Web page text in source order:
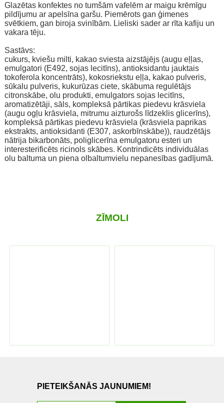
Glazētas konfektes no tumšām vafelēm ar maigu krēmīgu
pildījumu ar apelsīna garšu. Piemērots gan ģimenes
svētkiem, gan biroja svinībām. Lieliski sader ar rīta kafiju un
vakara tēju.
Sastāvs:
cukurs, kviešu milti, kakao sviesta aizstājējs (augu eļļas,
emulgatori (E492, sojas lecitīns), antioksidantu jauktais
tokoferola koncentrāts), kokosriekstu eļļa, kakao pulveris,
sūkalu pulveris, kukurūzas ciete, skābuma regulētājs
citronskābe, olu produkti, emulgators sojas lecitīns,
aromatizētāji, sāls, kompleksā pārtikas piedevu krāsviela
(augu ogļu krāsviela, mitrumu aizturošs līdzeklis glicerīns),
kompleksā pārtikas piedevu krāsviela (krāsviela paprikas
ekstrakts, antioksidanti (E307, askorbīnskābe)), raudzētājs
nātrija bikarbonāts, poliglicerīna emulgatoru esteri un
interesterificēts ricinols skābes. Kontrindicēts individuālas
olu baltuma un piena olbaltumvielu nepanesības gadījumā.
ZĪMOLI
PIETEIKŠANĀS JAUNUMIEM!